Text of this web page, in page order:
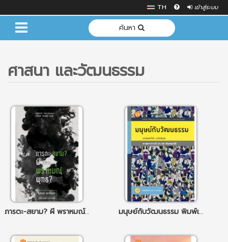
TH เข้าสู่ระบบ
ค้นหา
ศาสนา และวัฒนธรรม
ภารตะ-สยาม? ผี พราหมณ์ พุทธ? มนุษย์กับวัฒนธรรม พิมพ์เพิ่ม